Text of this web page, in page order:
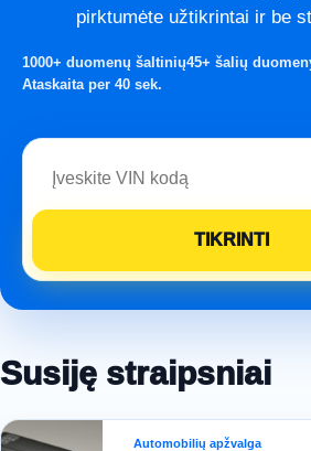
pirktumėte užtikrintai ir be
1000+ duomenų šaltinių45+ šalių
Ataskaita per 40 sek.
Susiję straipsniai
Automobilių apžvalga